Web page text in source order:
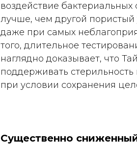
воздействие бактериальных
лучше, чем другой
даже при самых
того, длительное
наглядно доказывает, что
поддерживать
при условии сохранения
Существенно